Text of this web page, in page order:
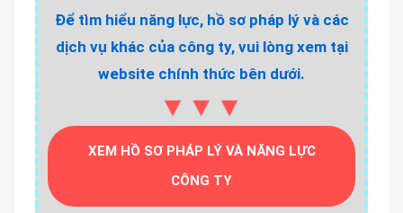
Để tìm hiểu năng lực, hồ sơ pháp lý và các
dịch vụ khác của công ty, vui lòng xem tại
website chính thức bên dưới.
▼▼▼
XEM HỒ SƠ PHÁP LÝ VÀ NĂNG LỰC
CÔNG TY